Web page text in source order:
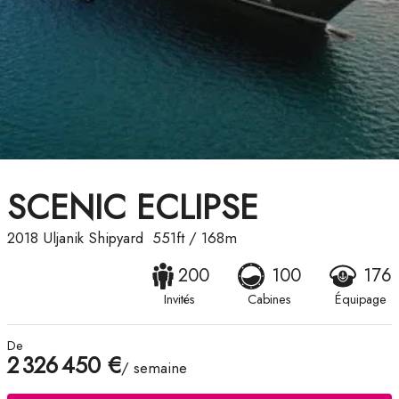
SCENIC ECLIPSE
2018 Uljanik Shipyard 551ft/ 168m
200
Invités
100
Cabines
176
Équipage
De
2 326 450 €/ semaine